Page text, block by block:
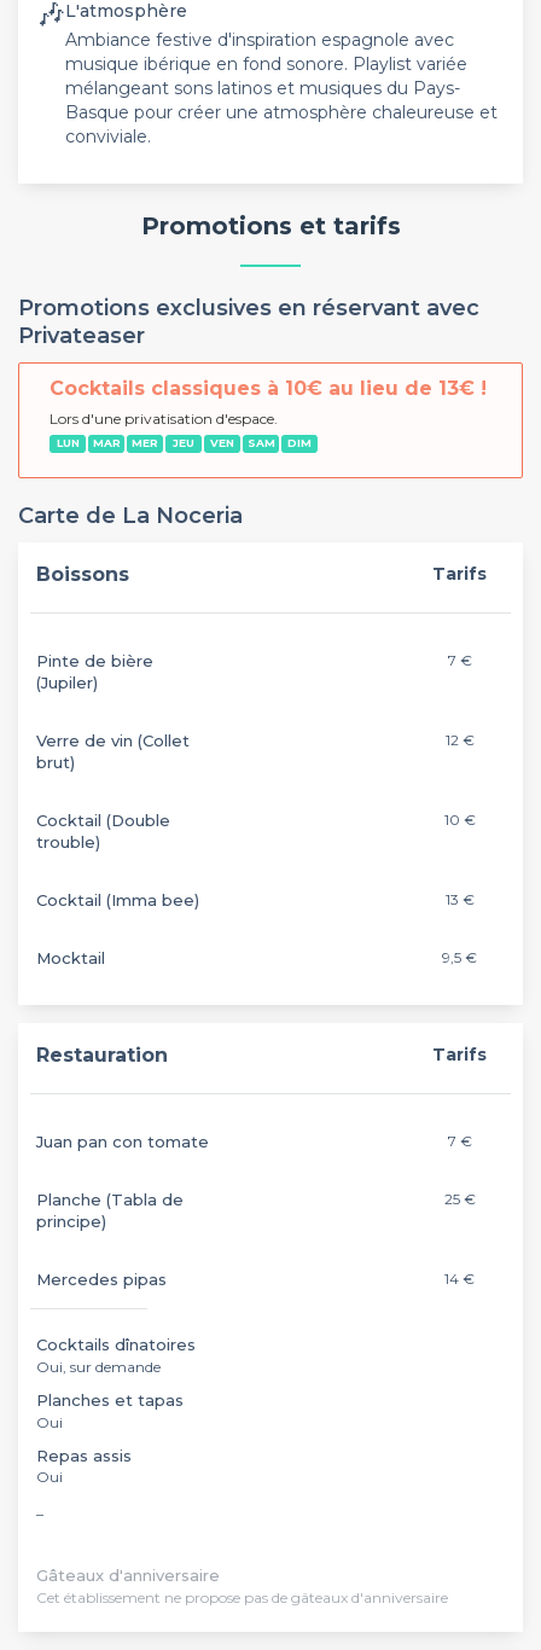
🎶L'atmosphère
Ambiance festive d'inspiration espagnole avec
musique ibérique en fond sonore. Playlist variée
mélangeant sons latinos et musiques du Pays-
Basque pour créer une atmosphère chaleureuse et
conviviale.
Promotions et tarifs
Promotions exclusives en réservant avec
Privateaser
Cocktails classiques à 10€ au lieu de 13€ !
Lors d'une privatisation d'espace.
LUN MAR MER JEU VEN SAM DIM
Carte de La Noceria
Boissons Tarifs
Pinte de bière
(Jupiler)
7 €
Verre de vin (Collet
brut)
12 €
Cocktail (Double
trouble)
10 €
Cocktail (Imma bee) 13 €
Mocktail 9,5 €
Restauration Tarifs
Juan pan con tomate 7 €
Planche (Tabla de
principe)
25 €
Mercedes pipas 14 €
Cocktails dînatoires
Oui, sur demande
Planches et tapas
Oui
Repas assis
Oui
Gâteaux d'anniversaire
Cet établissement ne propose pas de gâteaux d'anniversaire